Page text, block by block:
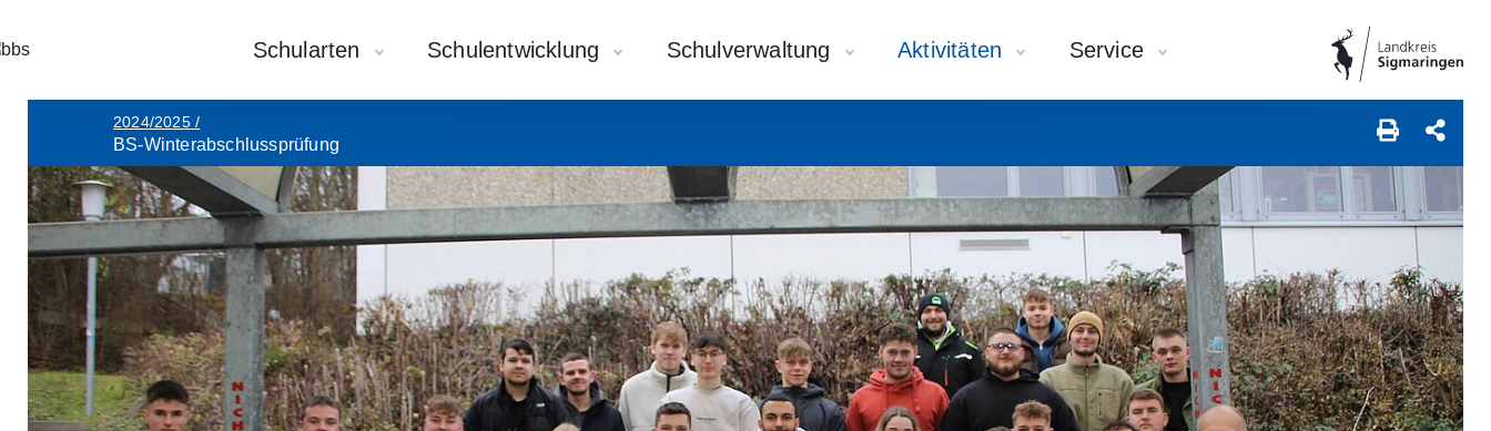
Schularten Schulentwicklung Schulverwaltung Aktivitäten Service
2024/2025/
BS-Winterabschlussprüfung